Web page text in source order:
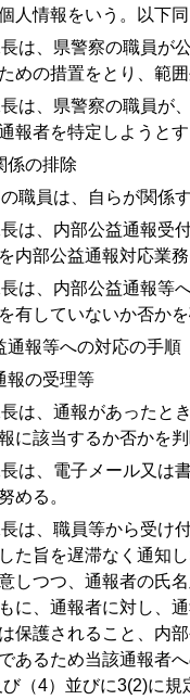
人情報をいう。以下
は、県警察の職員が
めの措置をとり、範
は、県警察の職員が
報者を特定しようと
の排除
職員は、自らが関係
は、内部公益通報受
内部公益通報対応業
は、内部公益通報等
有していないか否かを
報等への対応の手順
の受理等
は、通報があったと
に該当するか否かを
は、電子メール又は
める。
は、職員等から受け
た旨を遅滞なく通知
しつつ、通報者の氏
に、通報者に対し、
保護されること、内
あるため当該通報者
び（4）並びに3(2)に規